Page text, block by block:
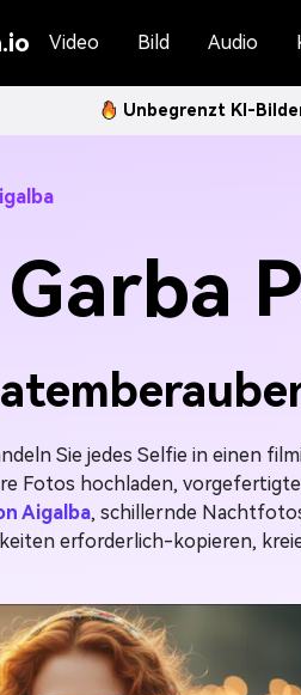
Video Bild Audio
Unbegrenzt KI-
Sie jedes Selfie in einen
Fotos hochladen,
Aigalba, schillernde
erforderlich-kopieren,